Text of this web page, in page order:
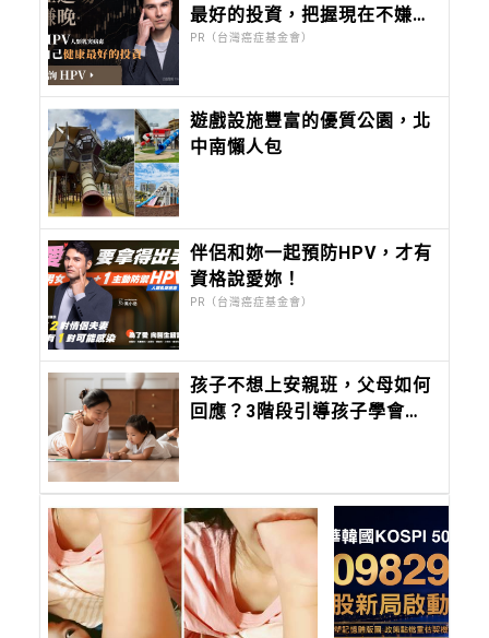
最好的投資，把握現在不嫌
晚！
PR（台灣癌症基金會）
遊戲設施豐富的優質公園，北
中南懶人包
伴侶和妳一起預防HPV，才有
資格說愛妳！
PR（台灣癌症基金會）
孩子不想上安親班，父母如何
回應？3階段引導孩子學會解